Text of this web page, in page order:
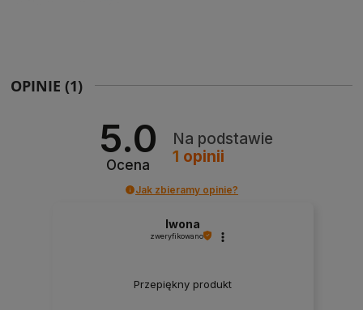
OPINIE (1)
5.0
Ocena
Na podstawie
1 opinii
Jak zbieramy opinie?
Iwona
zweryfikowano
Przepiękny produkt